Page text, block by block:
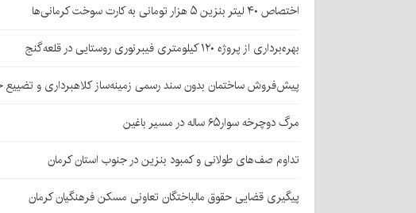
اختصاص ۴۰ لیتر بنزین ۵ هزار تومانی به کارت سوخت کرمانی‌ها
بهره‌برداری از پروژه ۱۲۰ کیلومتری فیبرنوری روستایی در قلعه‌گنج
پیش‌فروش ساختمان بدون سند رسمی زمینه‌ساز کلاهبرداری و
مرگ دوچرخه سوار۶۵ ساله در مسیر باغین
تداوم صف‌های طولانی و کمبود بنزین در جنوب استان کرمان
پیگیری قضایی حقوق مالباختگان تعاونی مسکن فرهنگیان کرمان